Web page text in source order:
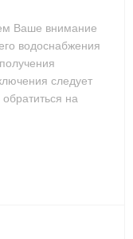
Ваше внимание
водоснабжения
следует
на